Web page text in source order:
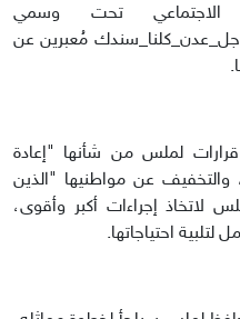
الاجتماعي تحت وسمي
مُعبرين عن
لملس من شأنها "إعادة
عن مواطنيها "الذين
لاتخاذ إجراءات أكبر وأقوى،
احتياجاتها.